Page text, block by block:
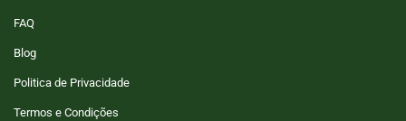
FAQ
Blog
Politica de Privacidade
Termos e Condições